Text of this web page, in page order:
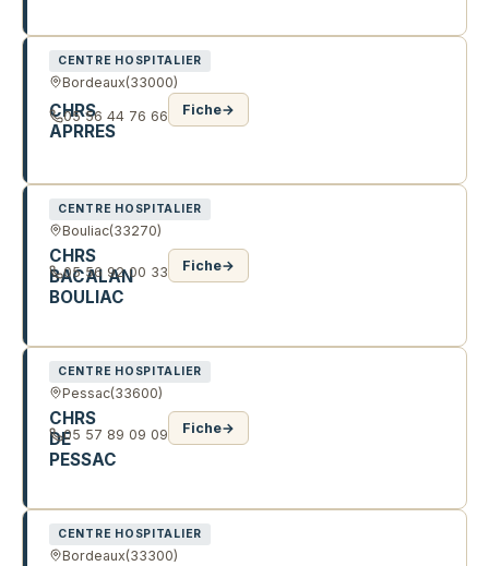
CENTRE HOSPITALIER
Bordeaux(33000)
CHRS
APRRES
05 56 44 76 66 Fiche→
CENTRE HOSPITALIER
Bouliac(33270)
CHRS
BACALAN
BOULIAC
05 56 92 00 33 Fiche→
CENTRE HOSPITALIER
Pessac(33600)
CHRS
DE
PESSAC
05 57 89 09 09 Fiche→
CENTRE HOSPITALIER
Bordeaux(33300)